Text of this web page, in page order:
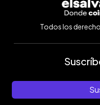
Todos los